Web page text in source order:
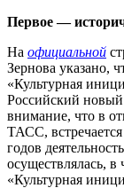
Первое —
На официальной
Зернова указано,
«Культурная
Российский новый
внимание, что в
ТАСС, встречается
годов
осуществлялась,
«Культурная